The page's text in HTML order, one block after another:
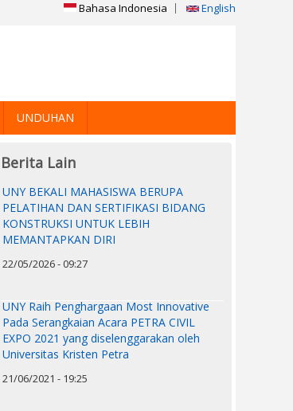
Bahasa Indonesia English
UNDUHAN
Berita Lain
UNY BEKALI MAHASISWA BERUPA
PELATIHAN DAN SERTIFIKASI BIDANG
KONSTRUKSI UNTUK LEBIH
MEMANTAPKAN DIRI
22/05/2026 - 09:27
UNY Raih Penghargaan Most Innovative
Pada Serangkaian Acara PETRA CIVIL
EXPO 2021 yang diselenggarakan oleh
Universitas Kristen Petra
21/06/2021 - 19:25